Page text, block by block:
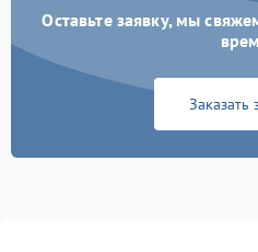
Оставьте заявку, мы
Заказать